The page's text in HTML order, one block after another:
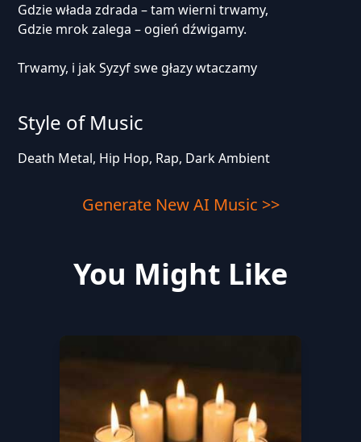
Gdzie włada zdrada – tam wierni trwamy,
Gdzie mrok zalega – ogień dźwigamy.
Trwamy, i jak Syzyf swe głazy wtaczamy
Style of Music
Death Metal, Hip Hop, Rap, Dark Ambient
Generate New AI Music >>
You Might Like